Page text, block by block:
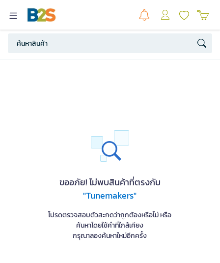
ขออภัย! ไม่พบสินค้าที่ตรงกับ
"Tunemakers"
โปรดตรวจสอบตัวสะกดว่าถูกต้องหรือไม่ หรือ
ค้นหาโดยใช้คำที่ใกล้เคียง
กรุณาลองค้นหาใหม่อีกครั้ง